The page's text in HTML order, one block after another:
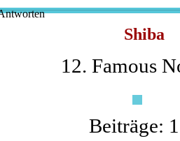
Shiba
12. Famous
Beiträge: